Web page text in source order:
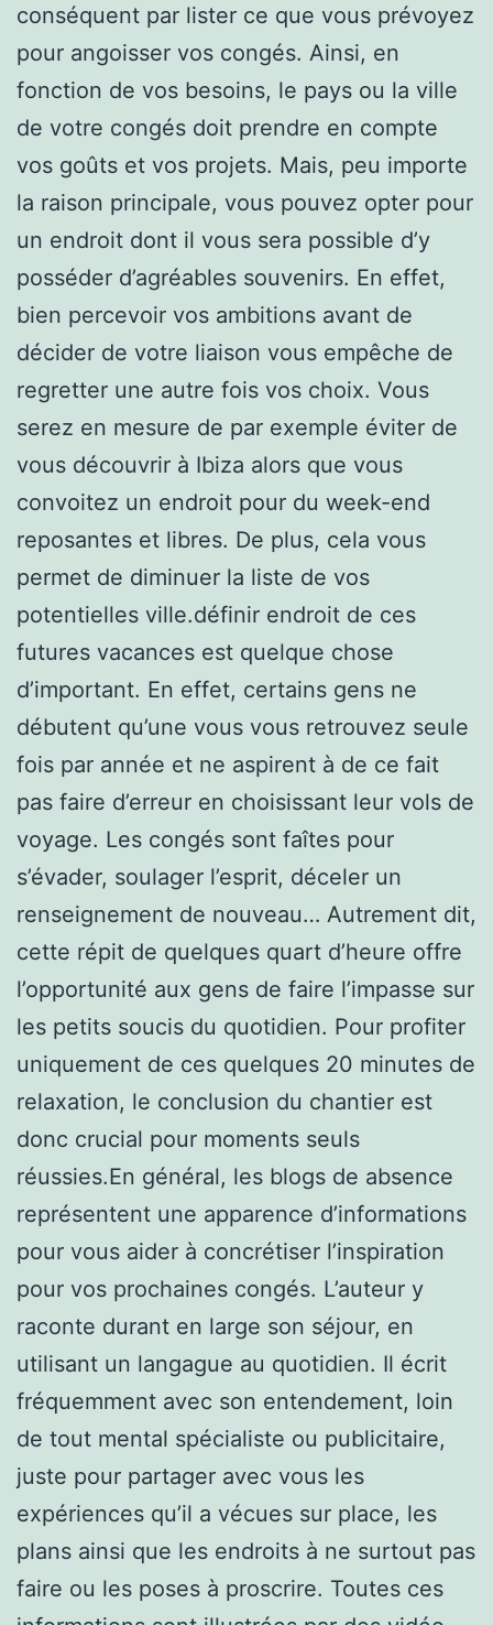
conséquent par lister ce que vous prévoyez
pour angoisser vos congés. Ainsi, en
fonction de vos besoins, le pays ou la ville
de votre congés doit prendre en compte
vos goûts et vos projets. Mais, peu importe
la raison principale, vous pouvez opter pour
un endroit dont il vous sera possible d’y
posséder d’agréables souvenirs. En effet,
bien percevoir vos ambitions avant de
décider de votre liaison vous empêche de
regretter une autre fois vos choix. Vous
serez en mesure de par exemple éviter de
vous découvrir à Ibiza alors que vous
convoitez un endroit pour du week-end
reposantes et libres. De plus, cela vous
permet de diminuer la liste de vos
potentielles ville.définir endroit de ces
futures vacances est quelque chose
d’important. En effet, certains gens ne
débutent qu’une vous vous retrouvez seule
fois par année et ne aspirent à de ce fait
pas faire d’erreur en choisissant leur vols de
voyage. Les congés sont faîtes pour
s’évader, soulager l’esprit, déceler un
renseignement de nouveau… Autrement dit,
cette répit de quelques quart d’heure offre
l’opportunité aux gens de faire l’impasse sur
les petits soucis du quotidien. Pour profiter
uniquement de ces quelques 20 minutes de
relaxation, le conclusion du chantier est
donc crucial pour moments seuls
réussies.En général, les blogs de absence
représentent une apparence d’informations
pour vous aider à concrétiser l’inspiration
pour vos prochaines congés. L’auteur y
raconte durant en large son séjour, en
utilisant un langague au quotidien. Il écrit
fréquemment avec son entendement, loin
de tout mental spécialiste ou publicitaire,
juste pour partager avec vous les
expériences qu’il a vécues sur place, les
plans ainsi que les endroits à ne surtout pas
faire ou les poses à proscrire. Toutes ces